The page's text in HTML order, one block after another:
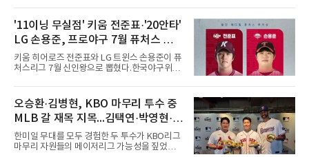
비롯해 메이저리그 정상급 선수들을 품으며 매
시즌 우승 후보로 평가받는 다저스의 행보는 늘
야구계의 관심을 끌었다. 가능성에 투자하기보
다, 이미 무대에서 증명한 선수들을 통해 당장의
경쟁력을 끌어올린다는 점이다.최근 한국 프로
야구에서도 비슷한 방향성을 보여주는 팀이 있
다. 바로 삼성 라이온즈다. 삼성은 오프시즌 최형
리더를 선택한 것이다.외국인 대체 투수 구성도
마찬가지다. 메이저리그
'11이닝 무실점' 키움 전준표·'20안타'
LG 손용준, 프로야구 7월 퓨처스 루키
상
키움 히어로즈 전준표와 LG 트윈스 손용준이 퓨
처스리그 7월 신인왕으로 뽑혔다.한국야구위원
월 퓨처스 루키상 수상자로 두 선수를 선정했다
고 밝혔다. 대체 선수 대비 승리 기여도(WAR)를
기준으로 전준표가 0.63, 손용준이 0.73으로 각
각 투수와 타자 부문 1위에 올랐다.전준표의 7월
은 완벽했다. 두 경기에 모두 선발 등판해 11이
닝 무실점으로 2승을 챙겼다. 월간 평균자책점
0.00으로 전체 1위, 이닝당 출루허용률(WHIP)
오승환·김병현, KBO 마무리 투수 중
MLB 갈 재목 지목...김택연·박영현·조
병현
한미일 무대를 모두 경험한 두 투수가 KBO리그
마무리 자원들의 메이저리그 가능성을 짚었다.